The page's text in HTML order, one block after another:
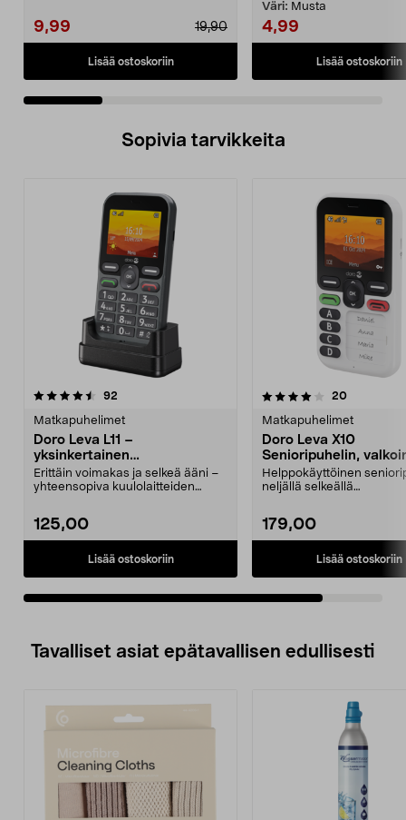
9,99 19,90
Lisää ostoskoriin
Väri: Musta
4,99
Lisää ostoskoriin
Sopivia tarvikkeita
92
Matkapuhelimet
Doro Leva L11 –
yksinkertainen
näppäinpuhelin iäkkäille
Erittäin voimakas ja selkeä ääni –
yhteensopiva kuulolaitteiden
125,00
Lisää ostoskoriin
4.0viidestä
20arvostelut
Matkapuhelimet
Doro Leva X10
Senioripuhelin,
Helppokäyttöinen
neljällä selkeällä
179,00
Lisää ostoskoriin
Tavalliset asiat epätavallisen edullisesti